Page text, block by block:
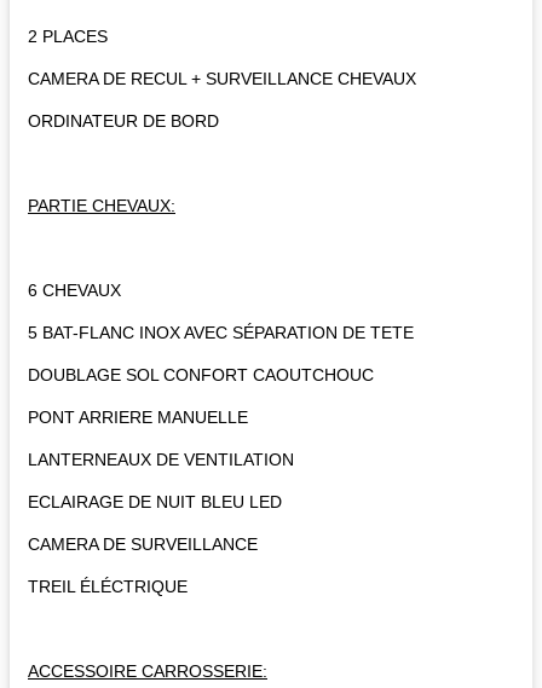
2 PLACES
CAMERA DE RECUL + SURVEILLANCE CHEVAUX
ORDINATEUR DE BORD
PARTIE CHEVAUX:
6 CHEVAUX
5 BAT-FLANC INOX AVEC SÉPARATION DE TETE
DOUBLAGE SOL CONFORT CAOUTCHOUC
PONT ARRIERE MANUELLE
LANTERNEAUX DE VENTILATION
ECLAIRAGE DE NUIT BLEU LED
CAMERA DE SURVEILLANCE
TREIL ÉLÉCTRIQUE
ACCESSOIRE CARROSSERIE: